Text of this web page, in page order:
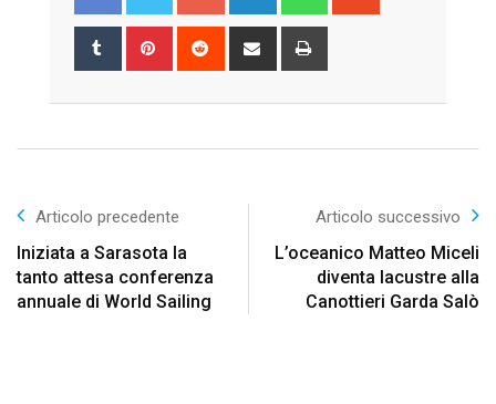
Tumblr Pinterest Reddit
Share
Articolo precedente
Iniziata a Sarasota la
tanto attesa conferenza
annuale di World Sailing
Articolo successivo
L’oceanico Matteo Miceli
diventa lacustre alla
Canottieri Garda Salò